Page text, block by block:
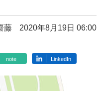
藤 2020年8月19日 06:00
note LinkedIn